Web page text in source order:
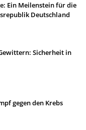
Ein Meilenstein für die
Deutschland
Sicherheit in
gegen den Krebs